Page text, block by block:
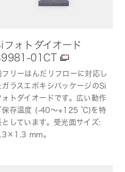
フォトダイオード
01CT
フリーはんだリフローに対応し
ガラスエポキシパッケージのSi
ォトダイオードです。広い動作
保存温度 (-40～+125 ℃)を特
としています。受光面サイズ:
mm。